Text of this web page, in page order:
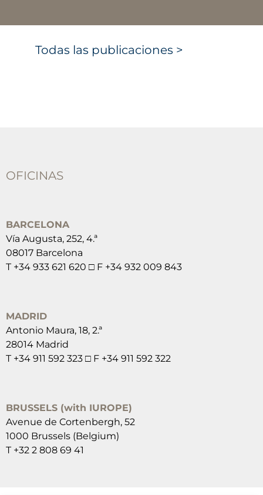
Todas las publicaciones >
OFICINAS
BARCELONA
Vía Augusta, 252, 4.ª
08017 Barcelona
T +34 933 621 620 □ F +34 932 009 843
MADRID
Antonio Maura, 18, 2.ª
28014 Madrid
T +34 911 592 323 □ F +34 911 592 322
BRUSSELS (with IUROPE)
Avenue de Cortenbergh, 52
1000 Brussels (Belgium)
T +32 2 808 69 41